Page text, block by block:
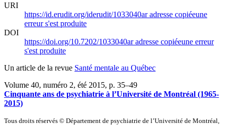
URI
https://id.erudit.org/iderudit/1033040aradresse copiéeune
erreur s'est produite
DOI
https://doi.org/10.7202/1033040aradresse copiéeune erreur
s'est produite
Un article de la revue Santé mentale au Québec
Volume 40, numéro 2, été 2015, p. 35–49
Cinquante ans de psychiatrie à l’Université de Montréal (1965-
2015)
Tous droits réservés © Département de psychiatrie de l’Université de Montréal,